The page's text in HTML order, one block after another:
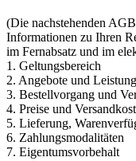
(Die nachstehenden
Informationen zu Ihren
im Fernabsatz und im
1. Geltungsbereich
2. Angebote und
3. Bestellvorgang und
4. Preise und
5. Lieferung,
6. Zahlungsmodalitäten
7. Eigentumsvorbehalt